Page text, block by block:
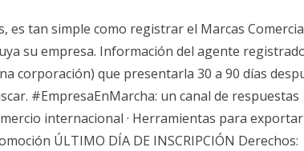
es tan simple como registrar el Marcas
su empresa. Información del agente
corporación) que presentarla 30 a 90 días
#EmpresaEnMarcha: un canal de respuestas
internacional · Herramientas para exportar
ÚLTIMO DÍA DE INSCRIPCIÓN Derechos: